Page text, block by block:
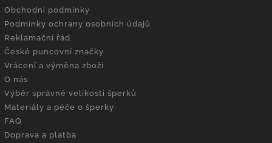
Obchodní podmínky
Podmínky ochrany osobních údajů
Reklamační řád
České puncovní značky
Vrácení a výměna zboží
O nás
Výběr správné velikosti šperků
Materiály a péče o šperky
FAQ
Doprava a platba